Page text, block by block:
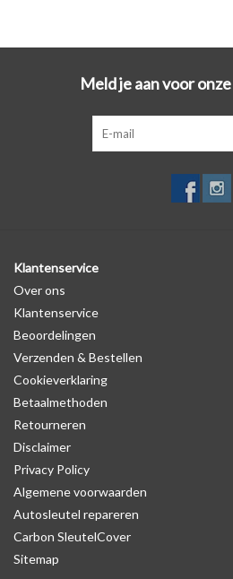
Meld je aan voor
Klantenservice
Over ons
Klantenservice
Beoordelingen
Verzenden & Bestellen
Cookieverklaring
Betaalmethoden
Retourneren
Disclaimer
Privacy Policy
Algemene voorwaarden
Autosleutel repareren
Carbon SleutelCover
Sitemap